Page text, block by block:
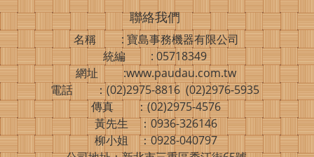
聯絡我們
名稱 : 寶島事務機器有限公司
統編 : 05718349
網址 :www.paudau.com.tw
電話 ：(02)2975-8816 (02)2976-5935
傳真 ：(02)2975-4576
黃先生 ：0936-326146
柳小姐 ：0928-040797